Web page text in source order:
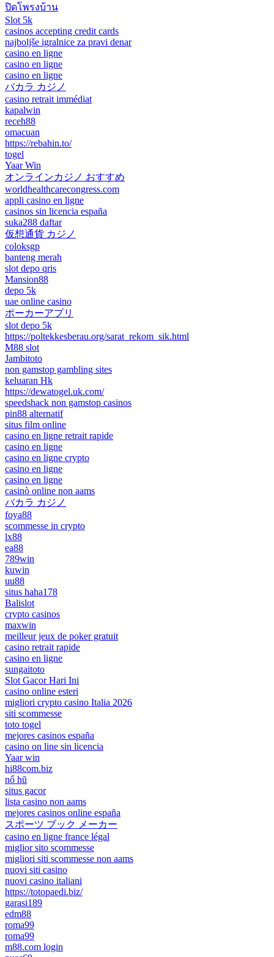
ปิดโพรงบ้าน
Slot 5k
casinos accepting credit cards
najboljše igralnice za pravi denar
casino en ligne
casino en ligne
casino en ligne
バカラ カジノ
casino retrait immédiat
kapalwin
receh88
omacuan
https://rebahin.to/
togel
Yaar Win
オンラインカジノ おすすめ
worldhealthcarecongress.com
appli casino en ligne
casinos sin licencia españa
suka288 daftar
仮想通貨 カジノ
coloksgp
banteng merah
slot depo qris
Mansion88
depo 5k
uae online casino
ポーカーアプリ
slot depo 5k
https://poltekkesberau.org/sarat_rekom_sik.html
M88 slot
Jambitoto
non gamstop gambling sites
keluaran Hk
https://dewatogel.uk.com/
speedshack non gamstop casinos
pin88 alternatif
situs film online
casino en ligne retrait rapide
casino en ligne
casino en ligne crypto
casino en ligne
casino en ligne
casinò online non aams
バカラ カジノ
foya88
scommesse in crypto
lx88
ea88
789win
kuwin
uu88
situs haha178
Balislot
crypto casinos
maxwin
meilleur jeux de poker gratuit
casino retrait rapide
casino en ligne
sungaitoto
Slot Gacor Hari Ini
casino online esteri
migliori crypto casino Italia 2026
siti scommesse
toto togel
mejores casinos españa
casino on line sin licencia
Yaar win
hi88com.biz
nổ hũ
situs gacor
lista casino non aams
mejores casinos online españa
スポーツ ブック メーカー
casino en ligne france légal
miglior sito scommesse
migliori siti scommesse non aams
nuovi siti casino
nuovi casino italiani
https://totopaedi.biz/
garasi189
edm88
roma99
roma99
m88.com login